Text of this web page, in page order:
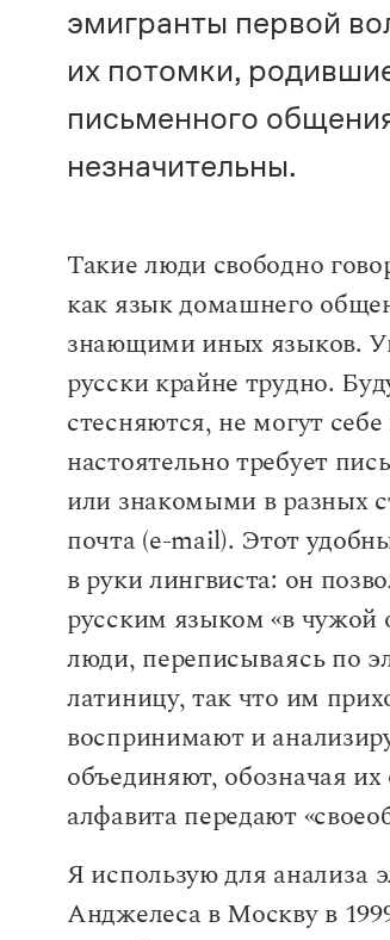
эмигранты первой
их потомки,
письменного
незначительны.
Такие люди свободно
как язык домашнего
знающими иных языков.
русски крайне трудно.
стесняются, не могут
настоятельно требует
или знакомыми в разных
почта (e-mail). Этот
в руки лингвиста: он
русским языком «в чужой
люди, переписываясь по
латиницу, так что им
воспринимают и
объединяют, обозначая
алфавита передают
Я использую для анализа
Анджелеса в Москву в